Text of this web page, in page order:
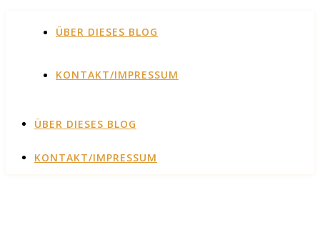
ÜBER DIESES BLOG
KONTAKT/IMPRESSUM
ÜBER DIESES BLOG
KONTAKT/IMPRESSUM